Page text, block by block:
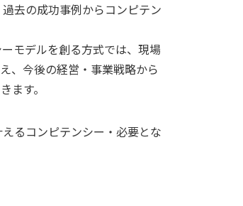
去の成功事例からコンピテン
モデルを創る方式では、現場
、今後の経営・事業戦略から
ます。
るコンピテンシー・必要とな